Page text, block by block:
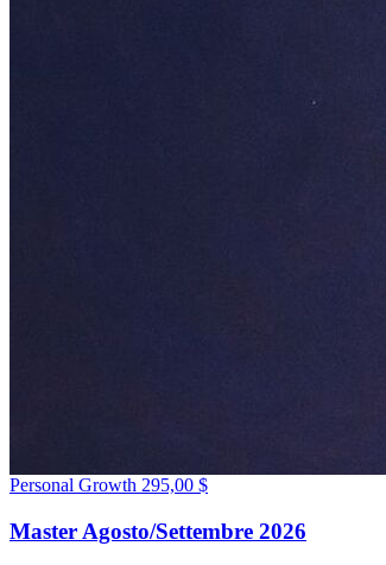
Personal Growth 295,00 $
Master Agosto/Settembre 2026